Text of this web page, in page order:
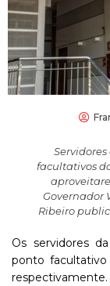
facultativos
Governador
Ribeiro
Os servidores
ponto